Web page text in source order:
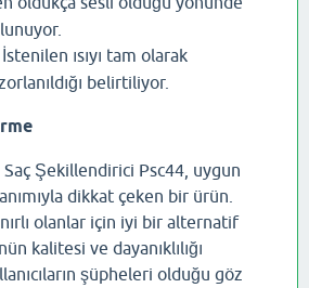
İstenilen ısıyı tam olarak
belirtiliyor.
Şekillendirici Psc44, uygun
dikkat çeken bir ürün.
olanlar için iyi bir alternatif
kalitesi ve dayanıklılığı
şüpheleri olduğu göz